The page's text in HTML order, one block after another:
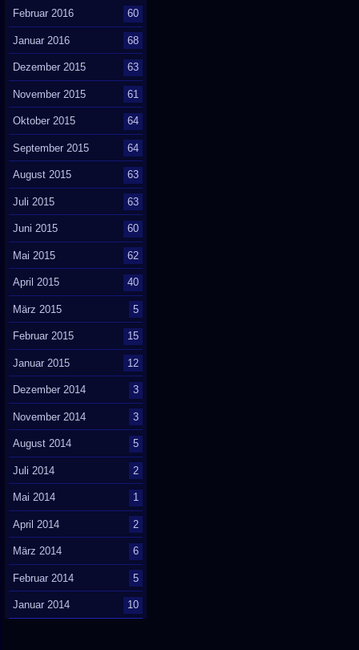
Februar 2016 60
Januar 2016 68
Dezember 2015 63
November 2015 61
Oktober 2015 64
September 2015 64
August 2015 63
Juli 2015 63
Juni 2015 60
Mai 2015 62
April 2015 40
März 2015 5
Februar 2015 15
Januar 2015 12
Dezember 2014 3
November 2014 3
August 2014 5
Juli 2014 2
Mai 2014 1
April 2014 2
März 2014 6
Februar 2014 5
Januar 2014 10